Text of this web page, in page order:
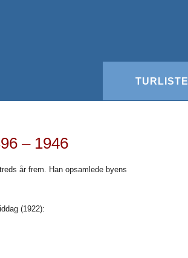
TURLISTE
– 1946
år frem. Han opsamlede byens
(1922):